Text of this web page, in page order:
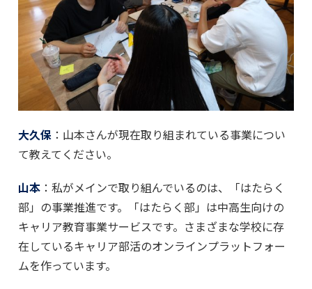
大久保 ：山本さんが現在取り組まれている事業につい
て教えてください。
山本 ：私がメインで取り組んでいるのは、「はたらく
部」の事業推進です。「はたらく部」は中高生向けの
キャリア教育事業サービスです。さまざまな学校に存
在しているキャリア部活のオンラインプラットフォー
ムを作っています。